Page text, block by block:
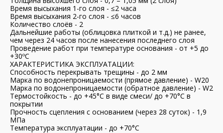
Время высыхания 1-го слоя - ≤2 часа
Время высыхания 2-го слоя - ≤6 часов
Количество слоёв - 2
Дальнейшие работы (облицовка плиткой и т.д.) не ранее,
чем через 24 часов после нанесения последнего слоя
Проведение работ при температуре основания - от +5 до
+30ºС
ХАРАКТЕРИСТИКА ЭКСПЛУАТАЦИИ:
Способность перекрывать трещины - до 2 мм
Марка по водонепроницаемости (прямое давление) - W20
Марка по водонепроницаемости (обратное давление) - W2
Термостойкость - до +45°С в виде смеси/ до +70°С в
покрытии
Прочность сцепления с основанием (через 28 суток) - 1,9
МПа
Температура эксплуатации - до +70°С